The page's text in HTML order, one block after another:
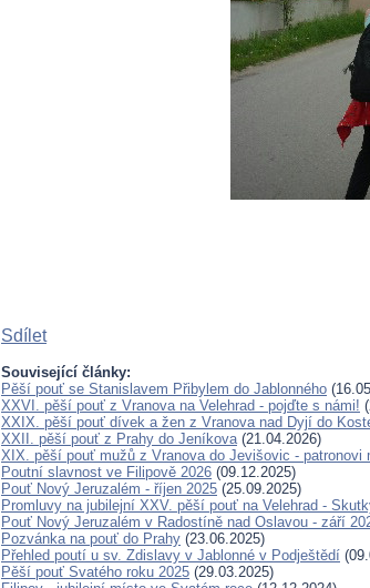
Sdílet
Související články:
Pěší pouť se Stanislavem Přibylem do Jablonného
XXVI. pěší pouť z Vranova na Velehrad - pojďte s námi!
XXIX. pěší pouť dívek a žen z Vranova nad Dyjí do
XXII. pěší pouť z Prahy do Jeníkova(21.04.2026)
XIX. pěší pouť mužů z Vranova do Jevišovic - patronovi
Poutní slavnost ve Filipově 2026 (09.12.2025)
Pouť Nový Jeruzalém - říjen 2025 (25.09.2025)
Promluvy na jubilejní XXV. pěší pouť na Velehrad -
Pouť Nový Jeruzalém v Radostíně nad Oslavou - září
Pozvánka na pouť do Prahy (23.06.2025)
Přehled poutí u sv. Zdislavy v Jablonné v Podještědí
Pěší pouť Svatého roku 2025 (29.03.2025)